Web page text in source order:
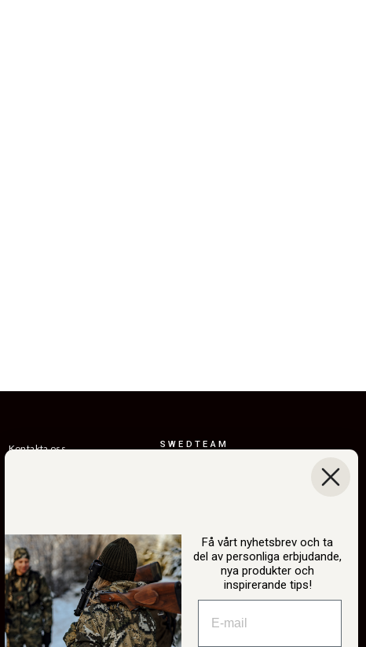
Kontakta oss
Vår berättelse
Katalog
B2B-inloggning
Ångra köp
SWEDTEAM
3268
info@swedteam.se
0325-61 80 70
Få vårt nyhetsbrev och ta
del av personliga erbjudande,
nya produkter och
inspirerande tips!